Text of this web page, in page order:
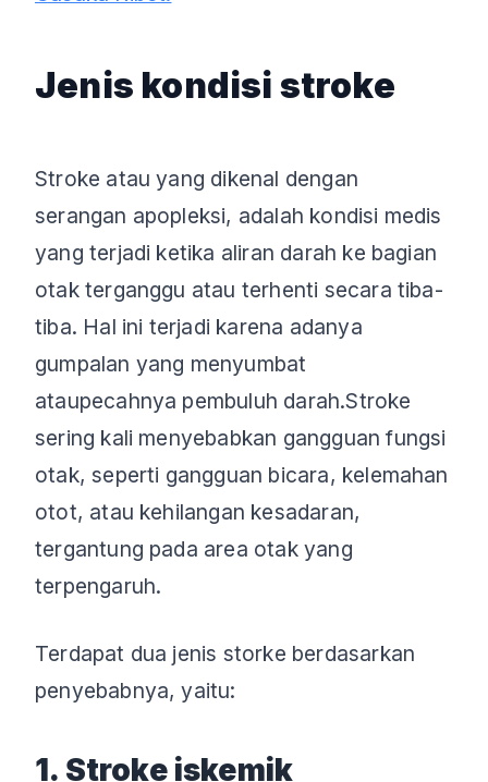
Jenis kondisi stroke
Stroke atau yang dikenal dengan
serangan apopleksi, adalah kondisi medis
yang terjadi ketika aliran darah ke bagian
otak terganggu atau terhenti secara tiba-
tiba. Hal ini terjadi karena adanya
gumpalan yang menyumbat
ataupecahnya pembuluh darah.Stroke
sering kali menyebabkan gangguan fungsi
otak, seperti gangguan bicara, kelemahan
otot, atau kehilangan kesadaran,
tergantung pada area otak yang
terpengaruh.
Terdapat dua jenis storke berdasarkan
penyebabnya, yaitu:
1. Stroke iskemik